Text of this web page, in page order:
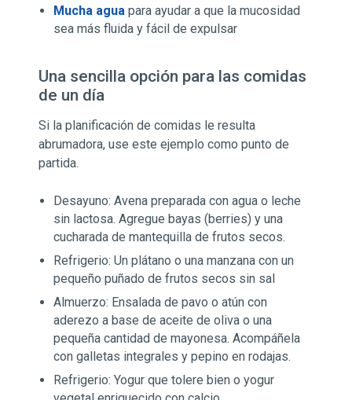
Mucha agua para ayudar a que la mucosidad
sea más fluida y fácil de expulsar
Una sencilla opción para las comidas
de un día
Si la planificación de comidas le resulta
abrumadora, use este ejemplo como punto de
partida.
Desayuno: Avena preparada con agua o leche
sin lactosa. Agregue bayas (berries) y una
cucharada de mantequilla de frutos secos.
Refrigerio: Un plátano o una manzana con un
pequeño puñado de frutos secos sin sal
Almuerzo: Ensalada de pavo o atún con
aderezo a base de aceite de oliva o una
pequeña cantidad de mayonesa. Acompáñela
con galletas integrales y pepino en rodajas.
Refrigerio: Yogur que tolere bien o yogur